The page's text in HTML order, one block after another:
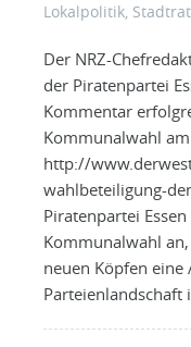
Lokalpolitik, Stadtrat
Der NRZ-
der Piratenpartei
Kommentar
Kommunalwahl
http://
wahlbeteiligung-
Piratenpartei
Kommunalwahl
neuen Köpfen
Parteienlandschaft